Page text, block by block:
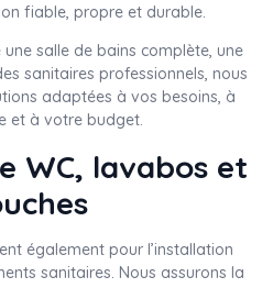
fiable, propre et durable.
salle de bains complète, une
sanitaires professionnels, nous
adaptées à vos besoins, à
et à votre budget.
WC, lavabos et
également pour l’installation
sanitaires. Nous assurons la